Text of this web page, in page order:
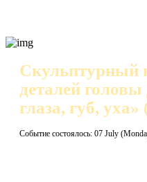
Скульптурный
деталей
глаза, губ, уха»
Событие состоялось: 07 July